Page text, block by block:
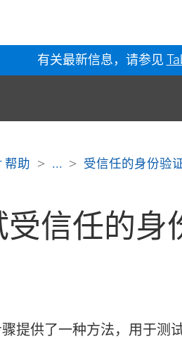
有关最新信息，请参见
帮助 ... 受信任的身份验
受信任的身
提供了一种方法，用于测